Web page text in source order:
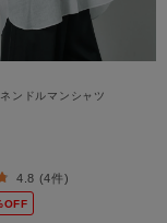
ンドルマンシャツ
4.8 (4件)